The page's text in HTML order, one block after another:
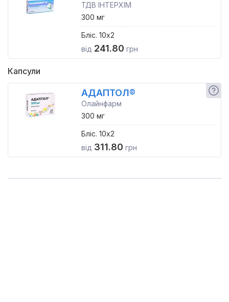
ТДВ ІНТЕРХІМ
300 мг
Бліс. 10x2
від 241.80 грн
Капсули
АДАПТОЛ®
Олайнфарм
300 мг
Бліс. 10x2
від 311.80 грн